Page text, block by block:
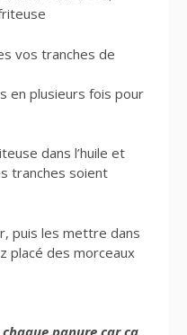
vos tranches de
en plusieurs fois pour
dans l’huile et
tranches soient
puis les mettre dans
placé des morceaux
panure car ça